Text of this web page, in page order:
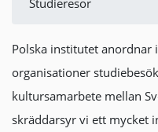
Studieresor
Polska institutet anordnar
organisationer
kultursamarbete mellan
skräddarsyr vi ett mycket